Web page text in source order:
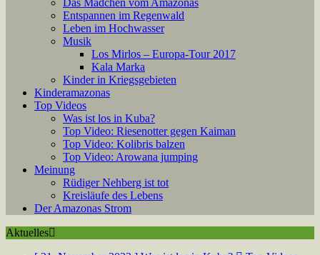
Das Mädchen vom Amazonas
Entspannen im Regenwald
Leben im Hochwasser
Musik
Los Mirlos – Europa-Tour 2017
Kala Marka
Kinder in Kriegsgebieten
Kinderamazonas
Top Videos
Was ist los in Kuba?
Top Video: Riesenotter gegen Kaiman
Top Video: Kolibris balzen
Top Video: Arowana jumping
Meinung
Rüdiger Nehberg ist tot
Kreisläufe des Lebens
Der Amazonas Strom
Aktuelles